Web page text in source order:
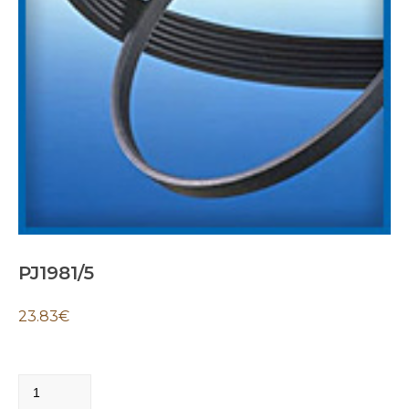
PJ1981/5
23.83€
PJ1981/5